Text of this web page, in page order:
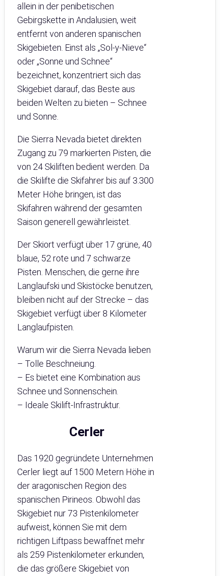
allein in der penibetischen
Gebirgskette in Andalusien, weit
entfernt von anderen spanischen
Skigebieten. Einst als „Sol-y-Nieve“
oder „Sonne und Schnee“
bezeichnet, konzentriert sich das
Skigebiet darauf, das Beste aus
beiden Welten zu bieten – Schnee
und Sonne.
Die Sierra Nevada bietet direkten
Zugang zu 79 markierten Pisten, die
von 24 Skiliften bedient werden. Da
die Skilifte die Skifahrer bis auf 3.300
Meter Höhe bringen, ist das
Skifahren während der gesamten
Saison generell gewährleistet.
Der Skiort verfügt über 17 grüne, 40
blaue, 52 rote und 7 schwarze
Pisten. Menschen, die gerne ihre
Langlaufski und Skistöcke benutzen,
bleiben nicht auf der Strecke – das
Skigebiet verfügt über 8 Kilometer
Langlaufpisten.
Warum wir die Sierra Nevada lieben
– Tolle Beschneiung.
– Es bietet eine Kombination aus
Schnee und Sonnenschein.
– Ideale Skilift-Infrastruktur.
Cerler
Das 1920 gegründete Unternehmen
Cerler liegt auf 1500 Metern Höhe in
der aragonischen Region des
spanischen Pirineos. Obwohl das
Skigebiet nur 73 Pistenkilometer
aufweist, können Sie mit dem
richtigen Liftpass bewaffnet mehr
als 259 Pistenkilometer erkunden,
die das größere Skigebiet von